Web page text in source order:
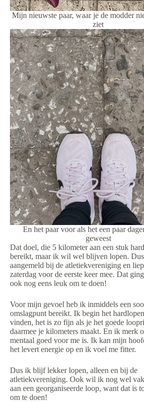
Mijn nieuwste paar, waar je de modder
ziet
En het paar voor als het een paar
geweest
Dat doel, die 5 kilometer aan een stuk
bereikt, maar ik wil wel blijven lopen.
aangemeld bij de atletiekvereniging en
zaterdag voor de eerste keer mee. Dat
ook nog eens leuk om te doen!
Voor mijn gevoel heb ik inmiddels een
omslagpunt bereikt. Ik begin het
vinden, het is zo fijn als je het goede
daarmee je kilometers maakt. En ik merk
mentaal goed voor me is. Ik kan mijn
het levert energie op en ik voel me fitter.
Dus ik blijf lekker lopen, alleen en bij de
atletiekvereniging. Ook wil ik nog wel
aan een georganiseerde loop, want dat is
om te doen!